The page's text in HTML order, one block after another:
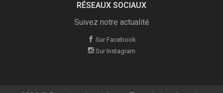
RÉSEAUX SOCIAUX
Suivez notre actualité
Sur Facebook
Sur Instagram